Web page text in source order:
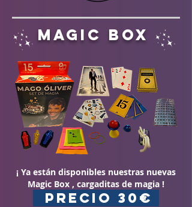
magic box
¡ Ya están disponibles nuestras nuevas
Magic Box , cargaditas de magia !
PRECIO 30€